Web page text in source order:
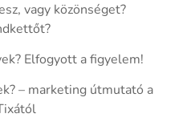
vagy közönséget?
Elfogyott a figyelem!
– marketing útmutató a